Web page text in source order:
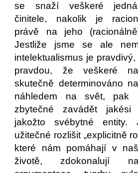
se snaží veškeré
činitele, nakolik je
právě na jeho
Jestliže jsme se ale
intelektualismus je
pravdou, že veškeré
skutečně determinováno
náhledem na svět,
zbytečné zavádět jakési
jakožto svébytné entity.
užitečné rozlišit „explicitně
které nám pomáhají v
životě, zdokonalují